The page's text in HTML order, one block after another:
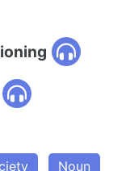
Noun